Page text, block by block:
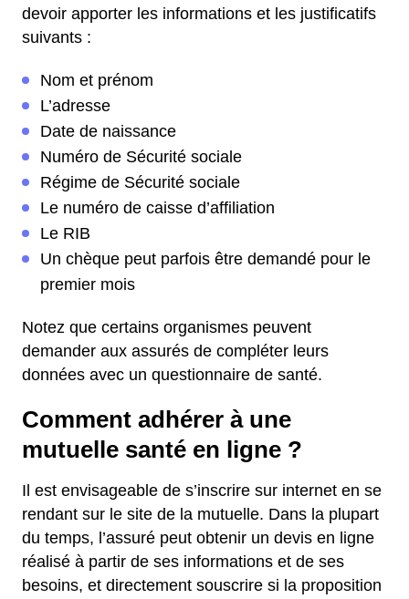
devoir apporter les informations et les justificatifs
suivants :
Nom et prénom
L’adresse
Date de naissance
Numéro de Sécurité sociale
Régime de Sécurité sociale
Le numéro de caisse d’affiliation
Le RIB
Un chèque peut parfois être demandé pour le
premier mois
Notez que certains organismes peuvent
demander aux assurés de compléter leurs
données avec un questionnaire de santé.
Comment adhérer à une
mutuelle santé en ligne ?
Il est envisageable de s’inscrire sur internet en se
rendant sur le site de la mutuelle. Dans la plupart
du temps, l’assuré peut obtenir un devis en ligne
réalisé à partir de ses informations et de ses
besoins, et directement souscrire si la proposition